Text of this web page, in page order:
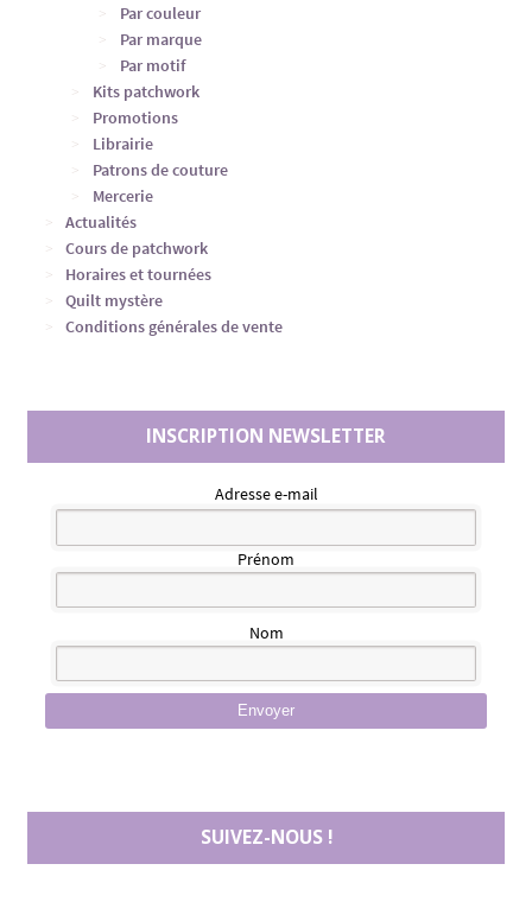
Par couleur
Par marque
Par motif
Kits patchwork
Promotions
Librairie
Patrons de couture
Mercerie
Actualités
Cours de patchwork
Horaires et tournées
Quilt mystère
Conditions générales de vente
INSCRIPTION NEWSLETTER
Adresse e-mail
Prénom
Nom
Envoyer
SUIVEZ-NOUS !